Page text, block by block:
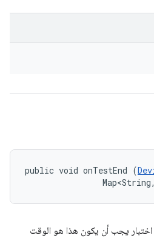
public void onTestEnd (
اختبار يجب أن يكون هذا هو الوقت